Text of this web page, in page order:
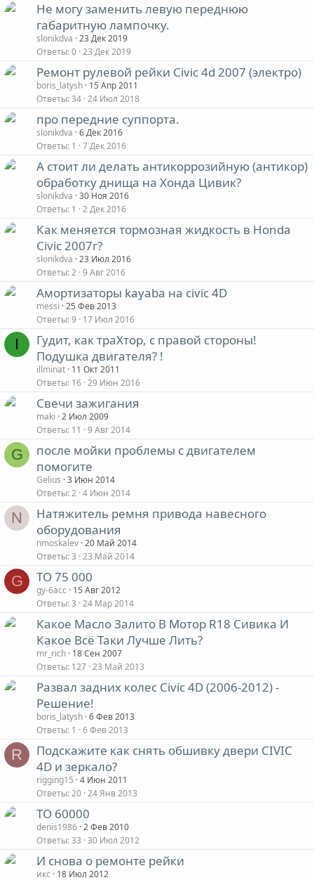
Не могу заменить левую переднюю
габаритную лампочку.
slonikdva 23 Дек 2019
Ответы 0 23 Дек 2019
Ремонт рулевой рейки Civic 4d 2007 (электро)
boris_latysh 15 Апр 2011
Ответы 34 24 Июл 2018
про передние суппорта.
slonikdva 6 Дек 2016
Ответы 1 7 Дек 2016
А стоит ли делать антикоррозийную (антикор)
обработку днища на Хонда Цивик?
slonikdva 30 Ноя 2016
Ответы 1 2 Дек 2016
Как меняется тормозная жидкость в Honda
Civic 2007г?
slonikdva 23 Июл 2016
Ответы 2 9 Авг 2016
Амортизаторы kayaba на civic 4D
messi 25 Фев 2013
Ответы 9 17 Июл 2016
I
Гудит, как траХтор, с правой стороны!
Подушка двигателя? !
illminat 11 Окт 2011
Ответы 16 29 Июн 2016
Свечи зажигания
maki 2 Июл 2009
Ответы 11 9 Авг 2014
G
после мойки проблемы с двигателем
помогите
Gelius 3 Июн 2014
Ответы 2 4 Июн 2014
N
Натяжитель ремня привода навесного
оборудования
nmoskalev 20 Май 2014
Ответы 3 23 Май 2014
G ТО 75 000
gy-6acc
15 Авг 2012
Ответы 3 24 Мар 2014
Какое Масло Залито В Мотор R18 Сивика И
Какое Всё Таки Лучше Лить?
mr_rich 18 Сен 2007
Ответы 127 23 Май 2013
Развал задних колес Civic 4D (2006-2012) -
Решение!
boris_latysh 6 Фев 2013
Ответы 1 6 Фев 2013
R
Подскажите как снять обшивку двери CIVIC
4D и зеркало?
rigging15 4 Июн 2011
Ответы 20 24 Янв 2013
ТО 60000
denis1986 2 Фев 2010
Ответы 33 30 Июл 2012
И снова о ремонте рейки
икс 18 Июл 2012